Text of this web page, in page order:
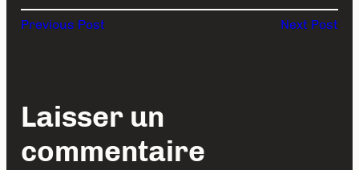
Previous Post Next Post
Laisser un
commentaire